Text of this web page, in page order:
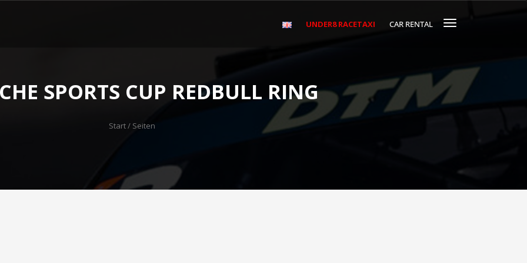
UNDER8 RACETAXI CAR RENTAL
SPORTS CUP REDBULL RING
Start/ Seiten